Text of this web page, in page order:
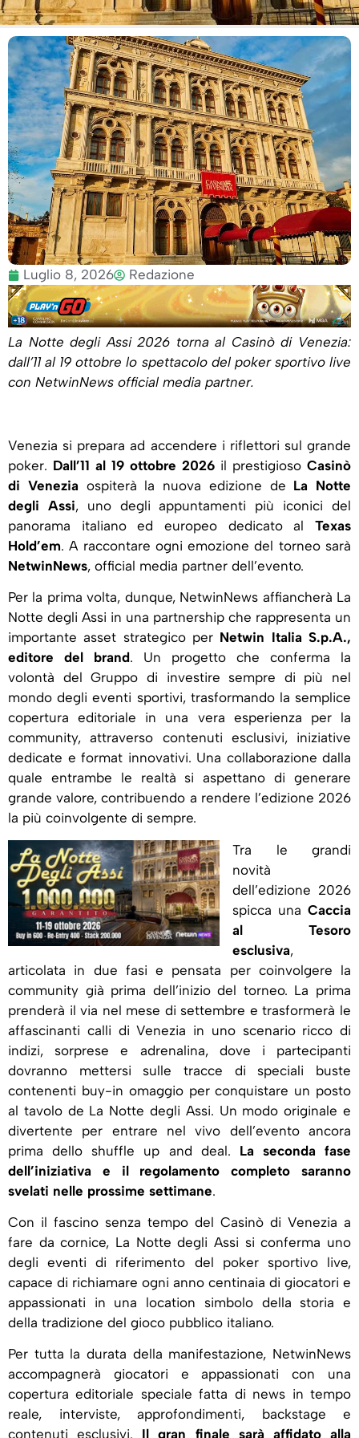
Luglio 8, 2026 Redazione
La Notte degli Assi 2026 torna al Casinò di Venezia:
dall’11 al 19 ottobre lo spettacolo del poker sportivo live
con NetwinNews official media partner.
Venezia si prepara ad accendere i riflettori sul grande
poker. Dall’11 al 19 ottobre 2026 il prestigioso Casinò
di Venezia ospiterà la nuova edizione de La Notte
degli Assi, uno degli appuntamenti più iconici del
panorama italiano ed europeo dedicato al Texas
Hold’em. A raccontare ogni emozione del torneo sarà
NetwinNews, official media partner dell’evento.
Per la prima volta, dunque, NetwinNews affiancherà La
Notte degli Assi in una partnership che rappresenta un
importante asset strategico per Netwin Italia S.p.A.,
editore del brand. Un progetto che conferma la
volontà del Gruppo di investire sempre di più nel
mondo degli eventi sportivi, trasformando la semplice
copertura editoriale in una vera esperienza per la
community, attraverso contenuti esclusivi, iniziative
dedicate e format innovativi. Una collaborazione dalla
quale entrambe le realtà si aspettano di generare
grande valore, contribuendo a rendere l’edizione 2026
la più coinvolgente di sempre.
Tra le grandi
novità
dell’edizione 2026
spicca una Caccia
al Tesoro
esclusiva,
articolata in due fasi e pensata per coinvolgere la
community già prima dell’inizio del torneo. La prima
prenderà il via nel mese di settembre e trasformerà le
affascinanti calli di Venezia in uno scenario ricco di
indizi, sorprese e adrenalina, dove i partecipanti
dovranno mettersi sulle tracce di speciali buste
contenenti buy-in omaggio per conquistare un posto
al tavolo de La Notte degli Assi. Un modo originale e
divertente per entrare nel vivo dell’evento ancora
prima dello shuffle up and deal. La seconda fase
dell’iniziativa e il regolamento completo saranno
svelati nelle prossime settimane.
Con il fascino senza tempo del Casinò di Venezia a
fare da cornice, La Notte degli Assi si conferma uno
degli eventi di riferimento del poker sportivo live,
capace di richiamare ogni anno centinaia di giocatori e
appassionati in una location simbolo della storia e
della tradizione del gioco pubblico italiano.
Per tutta la durata della manifestazione, NetwinNews
accompagnerà giocatori e appassionati con una
copertura editoriale speciale fatta di news in tempo
reale, interviste, approfondimenti, backstage e
contenuti esclusivi. Il gran finale sarà affidato alla